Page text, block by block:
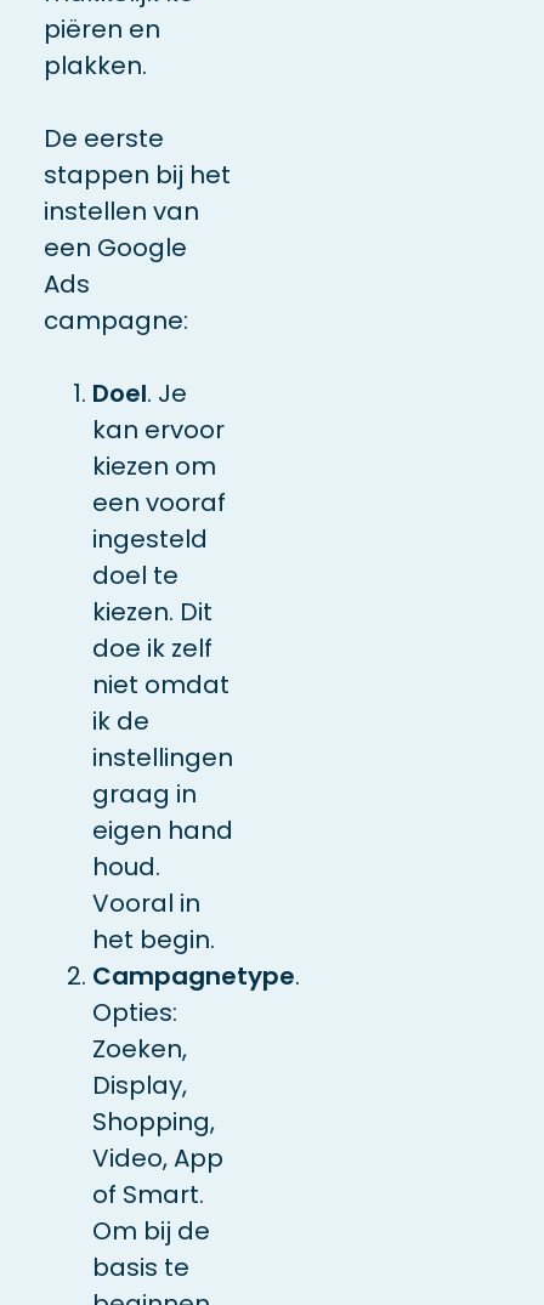
piëren en
plakken.
De eerste
stappen bij het
instellen van
een Google
Ads
campagne:
Doel. Je
kan ervoor
kiezen om
een vooraf
ingesteld
doel te
kiezen. Dit
doe ik zelf
niet omdat
ik de
instellingen
graag in
eigen hand
houd.
Vooral in
het begin.
Campagnetype.
Opties:
Zoeken,
Display,
Shopping,
Video, App
of Smart.
Om bij de
basis te